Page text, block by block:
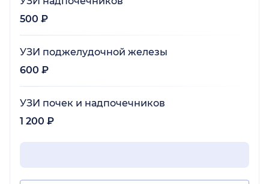
500 ₽
УЗИ поджелудочной железы
600 ₽
УЗИ почек и надпочечников
1 200 ₽